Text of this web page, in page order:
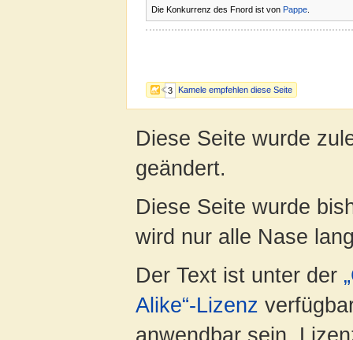
3 Kamele empfehlen diese Seite
Die Konkurrenz des Fnord ist von Pappe
Diese Seite wurde
geändert.
Diese Seite wurde
wird nur alle Nase
Der Text ist unter der
Alike“-Lizenz
anwendbar sein.